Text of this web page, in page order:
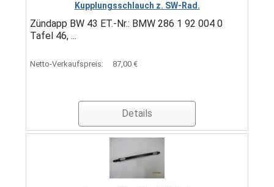
Kupplungsschlauch z. SW-Rad.
Zündapp BW 43 ET.-Nr.: BMW 286 1 92 004 0
Tafel 46, ...
Netto-Verkaufspreis: 87,00 €
Details